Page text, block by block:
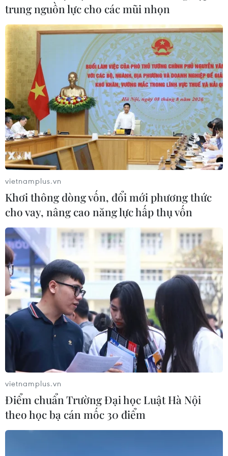
trung nguồn lực cho các mũi nhọn
vietnamplus.vn
Khơi thông dòng vốn, đổi mới phương thức
cho vay, nâng cao năng lực hấp thụ vốn
vietnamplus.vn
Điểm chuẩn Trường Đại học Luật Hà Nội
theo học bạ cán mốc 30 điểm